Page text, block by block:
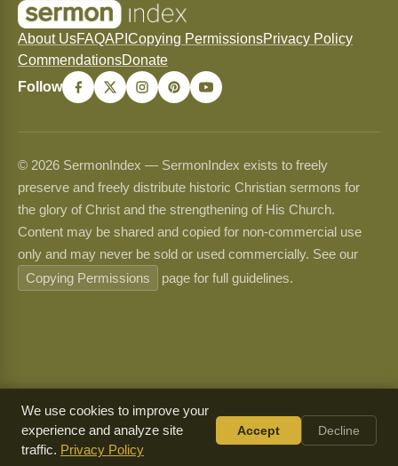
About UsFAQAPI Copying PermissionsPrivacy Policy
CommendationsDonate
Follow
© 2026 SermonIndex — SermonIndex exists to freely
preserve and freely distribute historic Christian sermons for
the glory of Christ and the strengthening of His Church.
Content may be shared and copied for non-commercial use
only and may never be sold or used commercially. See our
Copying Permissions
page for full guidelines.
We use cookies to improve your
experience and analyze site
traffic. Privacy Policy
Accept Decline